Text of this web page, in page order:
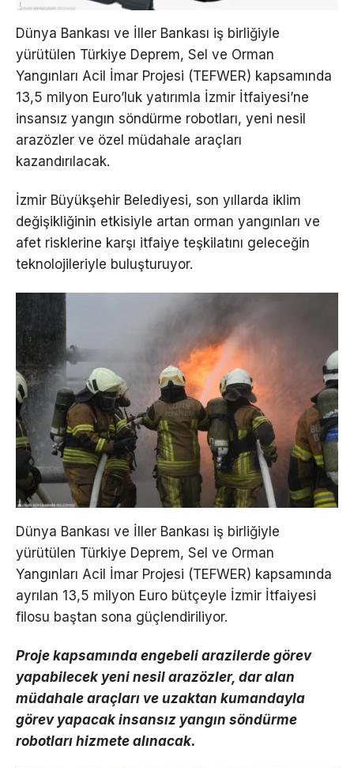
Dünya Bankası ve İller Bankası iş birliğiyle
yürütülen Türkiye Deprem, Sel ve Orman
Yangınları Acil İmar Projesi (TEFWER) kapsamında
13,5 milyon Euro’luk yatırımla İzmir İtfaiyesi’ne
insansız yangın söndürme robotları, yeni nesil
arazözler ve özel müdahale araçları
kazandırılacak.
İzmir Büyükşehir Belediyesi, son yıllarda iklim
değişikliğinin etkisiyle artan orman yangınları ve
afet risklerine karşı itfaiye teşkilatını geleceğin
teknolojileriyle buluşturuyor.
Dünya Bankası ve İller Bankası iş birliğiyle
yürütülen Türkiye Deprem, Sel ve Orman
Yangınları Acil İmar Projesi (TEFWER) kapsamında
ayrılan 13,5 milyon Euro bütçeyle İzmir İtfaiyesi
filosu baştan sona güçlendiriliyor.
Proje kapsamında engebeli arazilerde görev
yapabilecek yeni nesil arazözler, dar alan
müdahale araçları ve uzaktan kumandayla
görev yapacak insansız yangın söndürme
robotları hizmete alınacak.